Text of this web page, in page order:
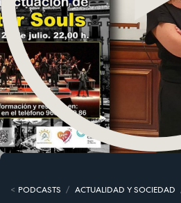
PODCASTS ACTUALIDAD Y SOCIEDAD